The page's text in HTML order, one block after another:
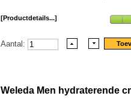
[Productdetails...]
Aantal:
Weleda Men hydraterende